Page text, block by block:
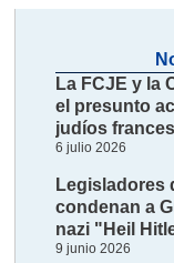
La FCJE y la
el presunto
judíos
6 julio 2026
Legisladores
condenan a
nazi "Heil
9 junio 2026